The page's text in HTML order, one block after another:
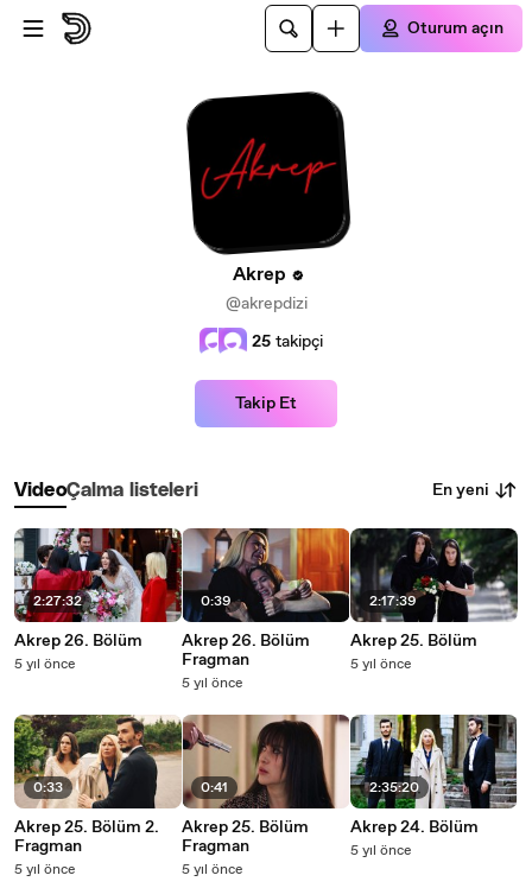
Ana içeriğe atla
Oturum açın
Akrep
@akrepdizi
25 takipçi
Takip Et
VideoÇalma listeleri En yeni
2:27:32
Akrep 26. Bölüm
5 yıl önce
0:33
Akrep 25. Bölüm 2.
Fragman
5 yıl önce
0:39
Akrep 26. Bölüm
Fragman
5 yıl önce
0:41
Akrep 25. Bölüm
Fragman
5 yıl önce
2:17:39
Akrep 25. Bölüm
5 yıl önce
2:35:20
Akrep 24. Bölüm
5 yıl önce